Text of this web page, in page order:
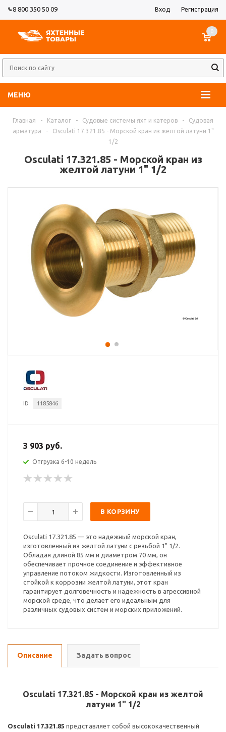
8 800 350 50 09 Вход Регистрация
МЕНЮ
0
Главная - Каталог - Судовые системы яхт и катеров -
Судовая
арматура
-
Osculati 17.321.85 - Морской кран из желтой латуни 1"
1/2
Osculati 17.321.85 - Морской кран из
желтой латуни 1" 1/2
ID 1185846
3 903 руб.
Отгрузка 6-10 недель
В КОРЗИНУ
Osculati 17.321.85 — это надежный морской кран,
изготовленный из желтой латуни с резьбой 1" 1/2.
Обладая длиной 85 мм и диаметром 70 мм, он
обеспечивает прочное соединение и эффективное
управление потоком жидкости. Изготовленный из
стойкой к коррозии желтой латуни, этот кран
гарантирует долговечность и надежность в агрессивной
морской среде, что делает его идеальным для
различных судовых систем и морских приложений.
Описание Задать вопрос
Osculati 17.321.85 - Морской кран из желтой
латуни 1" 1/2
Osculati 17.321.85 представляет собой высококачественный